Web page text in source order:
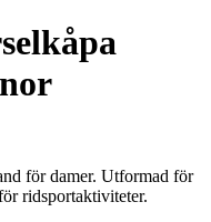
för damer. Utformad för
ridsportaktiviteter.